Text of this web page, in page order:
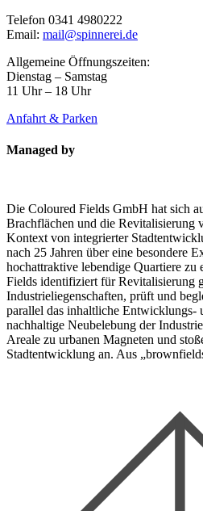
Telefon 0341 4980222
Email: mail@spinnerei.de
Allgemeine Öffnungszeiten:
Dienstag – Samstag
11 Uhr – 18 Uhr
Anfahrt & Parken
Managed by
Die Coloured Fields GmbH hat sich
Brachflächen und die Revitalisierung
Kontext von integrierter
nach 25 Jahren über eine besondere
hochattraktive lebendige Quartiere
Fields identifiziert für Revitalisierung
Industrieliegenschaften, prüft und
parallel das inhaltliche Entwicklungs-
nachhaltige Neubelebung der
Areale zu urbanen Magneten und
Stadtentwicklung an. Aus